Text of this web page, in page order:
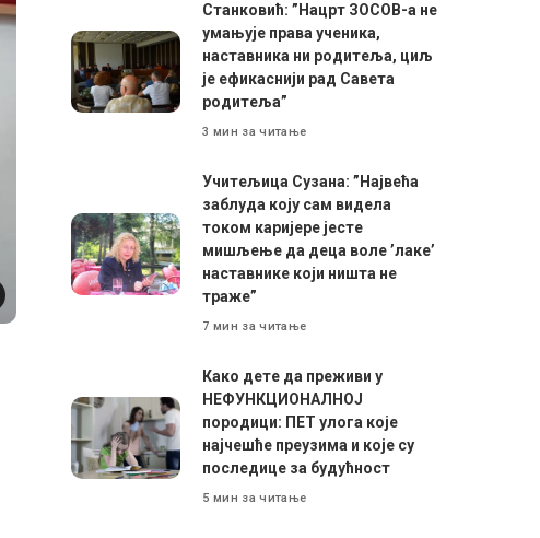
Станковић: ”Нацрт ЗОСОВ-а не
умањује права ученика,
наставника ни родитеља, циљ
је ефикаснији рад Савета
родитеља”
3 мин за читање
Учитељица Сузана: ”Највећа
заблуда коју сам видела
током каријере јесте
мишљење да деца воле ’лаке’
наставнике који ништа не
траже”
7 мин за читање
Како дете да преживи у
НЕФУНКЦИОНАЛНОЈ
породици: ПЕТ улога које
најчешће преузима и које су
последице за будућност
5 мин за читање